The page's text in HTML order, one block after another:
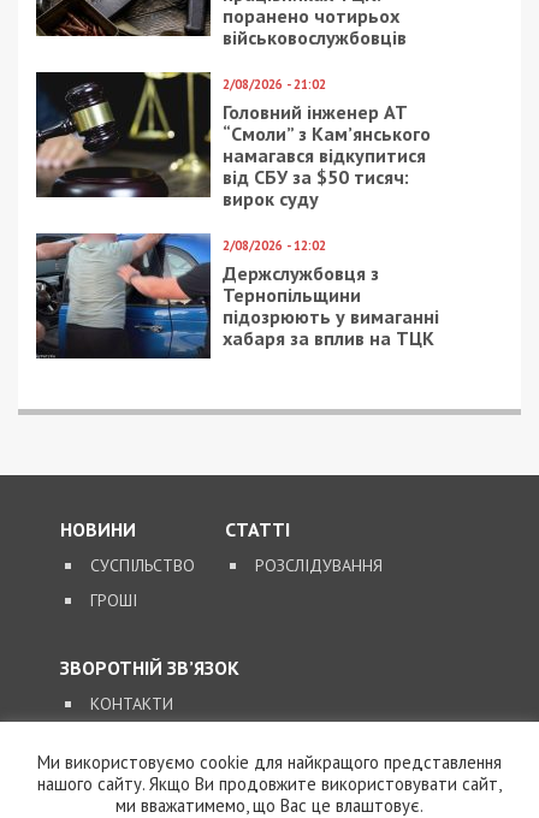
поранено чотирьох
військовослужбовців
2/08/2026 - 21:02
Головний інженер АТ
“Смоли” з Кам’янського
намагався відкупитися
від СБУ за $50 тисяч:
вирок суду
2/08/2026 - 12:02
Держслужбовця з
Тернопільщини
підозрюють у вимаганні
хабаря за вплив на ТЦК
НОВИНИ
СУСПІЛЬСТВО
ГРОШІ
СТАТТІ
РОЗСЛІДУВАННЯ
ЗВОРОТНІЙ ЗВ’ЯЗОК
КОНТАКТИ
SUPPORT@49000.COM.UA
Ми використовуємо cookie для найкращого представлення
нашого сайту. Якщо Ви продовжите використовувати сайт,
ми вважатимемо, що Вас це влаштовує.